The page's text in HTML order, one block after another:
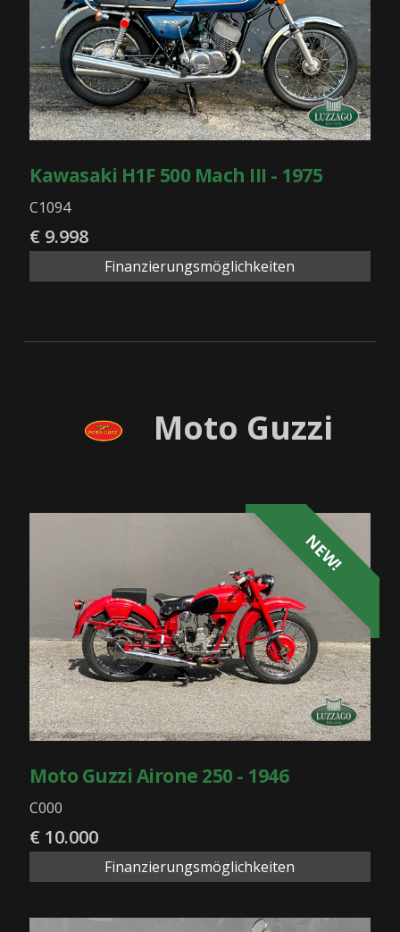
Kawasaki H1F 500 Mach III - 1975
C1094
€ 9.998
Finanzierungsmöglichkeiten
Moto Guzzi
NEW!
Moto Guzzi Airone 250 - 1946
C000
€ 10.000
Finanzierungsmöglichkeiten